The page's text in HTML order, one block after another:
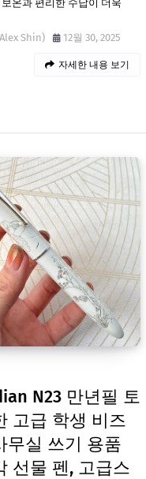
온과 편리한 수납이 더욱
Shin)
12월 30, 2025
자세한 내용 보기
N23 만년필 토
고급 학생 비즈
무실 쓰기 용품
선물 펜, 고급스